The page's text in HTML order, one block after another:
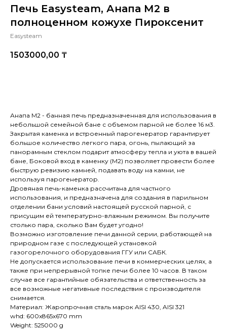
Печь Easysteam, Анапа М2 в
полноценном кожухе Пироксенит
Easysteam
1503000,00 ₸
Анапа М2 - банная печь предназначенная для использования в
небольшой семейной бане с объемом парной не более 16 м3.
Закрытая каменка и встроенный парогенератор гарантирует
большое количество легкого пара, огонь, пылающий за
панорамным стеклом подарит атмосферу тепла и уюта в вашей
бане, Боковой вход в каменку (М2) позволяет провести более
быструю ревизию камней, подавать воду на камни, не
используя парогенератор.
Дровяная печь-каменка рассчитана для частного
использования, и предназначена для создания в парильном
отделении бани условий настоящей русской парной, с
присущим ей температурно-влажным режимом. Вы получите
столько пара, сколько Вам будет угодно!
Возможно изготовление печи данной серии, работающей на
природном газе с последующей установкой
газогорелочного оборудования ГГУ или САБК.
Не допускается использование печи в коммерческих целях, а
также при непрерывной топке печи более 10 часов. В таком
случае все гарантийные обязательства и ответственность за
все возможные негативные последствия с производителя
снимается.
Материал: Жаропрочная сталь марок AISI 430, AISI 321
whd: 600x865x670 mm
Weight: 525000 g